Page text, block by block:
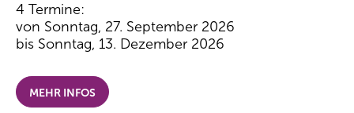
4 Termine:
von Sonntag, 27. September 2026
bis Sonntag, 13. Dezember 2026
MEHR INFOS